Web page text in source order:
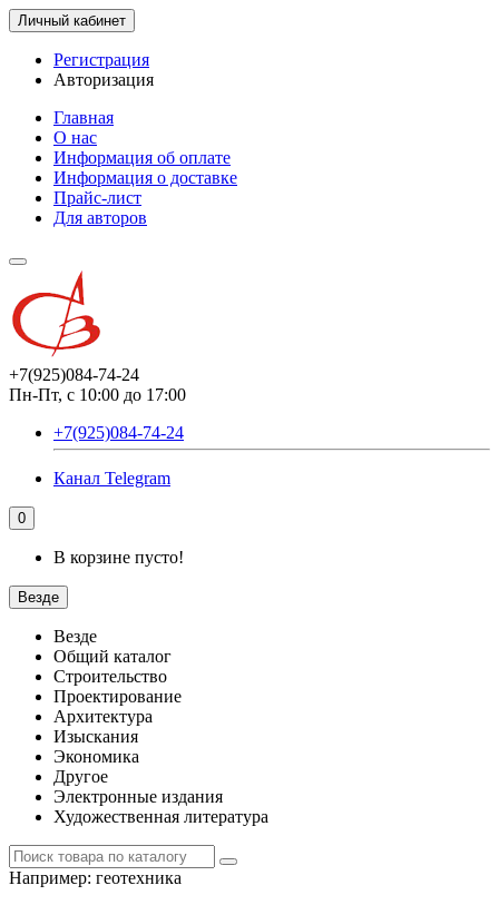
Личный кабинет
Регистрация
Авторизация
Главная
О нас
Информация об оплате
Информация о доставке
Прайс-лист
Для авторов
+7(925)084-74-24
Пн-Пт, с 10:00 до 17:00
+7(925)084-74-24
Канал Telegram
0
В корзине пусто!
Везде
Везде
Общий каталог
Строительство
Проектирование
Архитектура
Изыскания
Экономика
Другое
Электронные издания
Художественная литература
Например: геотехника